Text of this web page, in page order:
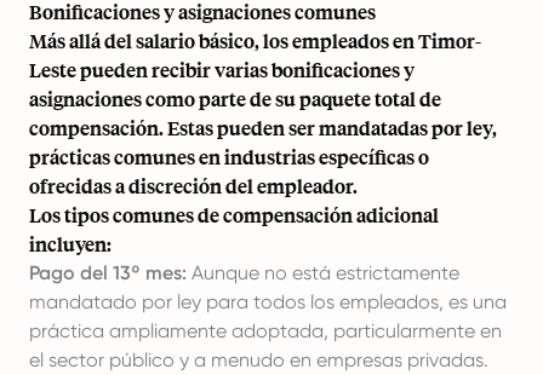
Bonificaciones y asignaciones comunes
Más allá del salario básico, los empleados en Timor-
Leste pueden recibir varias bonificaciones y
asignaciones como parte de su paquete total de
compensación. Estas pueden ser mandatadas por ley,
prácticas comunes en industrias específicas o
ofrecidas a discreción del empleador.
Los tipos comunes de compensación adicional
incluyen:
Pago del 13º mes: Aunque no está estrictamente
mandatado por ley para todos los empleados, es una
práctica ampliamente adoptada, particularmente en
el sector público y a menudo en empresas privadas.